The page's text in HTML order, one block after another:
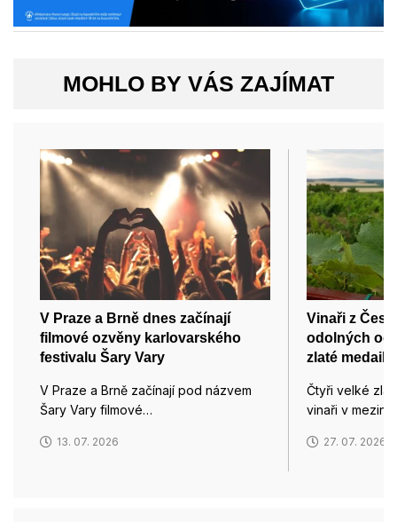
MOHLO BY VÁS ZAJÍMAT
V Praze a Brně dnes začínají
filmové ozvěny karlovarského
festivalu Šary Vary
V Praze a Brně začínají pod názvem
Šary Vary filmové…
13. 07. 2026
Vinaři z
odolných
zlaté medaile
Čtyři velké
vinaři v
27. 07. 2026